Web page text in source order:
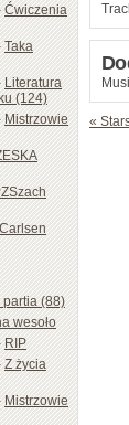
Ćwiczenia
Taka
Literatura
(124)
Mistrzowie
(88)
wesoło
RIP
Z życia
Mistrzowie
«